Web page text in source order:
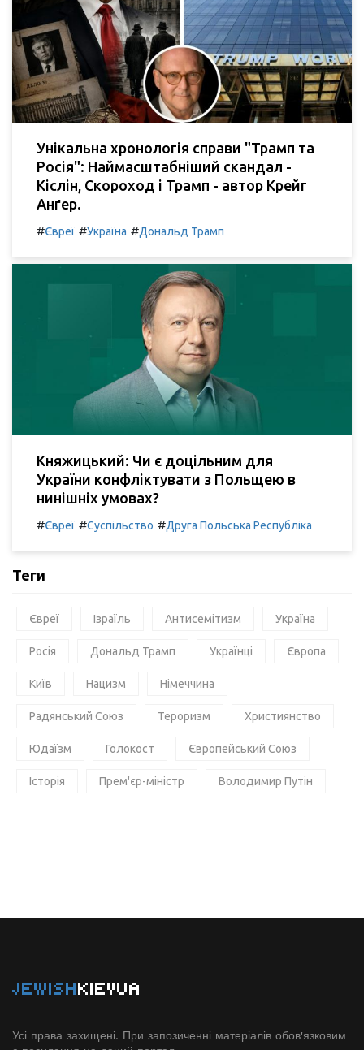
Унікальна хронологія справи "Трамп та
Росія": Наймасштабніший скандал -
Кіслін, Скороход і Трамп - автор Крейг
Анґер.
#Євреї #Україна #Дональд Трамп
Княжицький: Чи є доцільним для
України конфліктувати з Польщею в
нинішніх умовах?
#Євреї #Суспільство #Друга Польська Республіка
Теги
Євреї Ізраїль Антисемітизм Україна
Росія Дональд Трамп Українці Європа
Київ Нацизм Німеччина
Радянський Союз Тероризм Християнство
Юдаїзм Голокост Європейський Союз
Історія Прем'єр-міністр Володимир Путін
JEWISHKIEVUA
Усі права захищені. При запозиченні матеріалів обов'язковим